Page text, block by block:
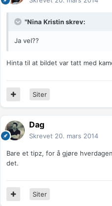
"Nina Kristin skrev:
Ja vel??
Hinta til at bildet var tatt med
Siter
Dag
Skrevet 20. mars 2014
Bare et tipz, for å gjøre
det.
Siter